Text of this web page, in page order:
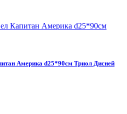
Америка d25*90см Триол Дисней